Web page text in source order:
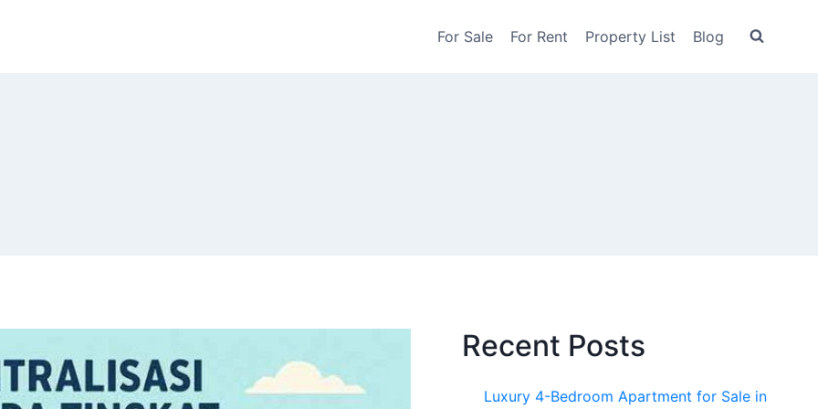
For Sale For Rent Property List Blog
Recent Posts
Luxury 4-Bedroom Apartment for Sale in